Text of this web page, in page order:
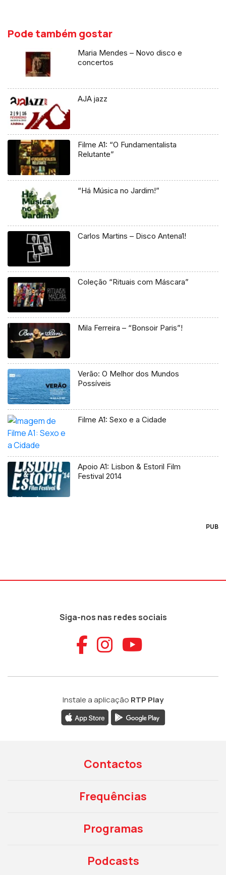
Pode também gostar
Maria Mendes – Novo disco e
concertos
AJA jazz
Filme A1: “O Fundamentalista
Relutante”
“Há Música no Jardim!”
Carlos Martins – Disco Antena1!
Coleção “Rituais com Máscara”
Mila Ferreira – “Bonsoir Paris”!
Verão: O Melhor dos Mundos
Possíveis
Filme A1: Sexo e a Cidade
Apoio A1: Lisbon & Estoril Film
Festival 2014
PUB
Siga-nos nas redes sociais
Aceder ao
Aceder ao
Aceder
Instale a aplicação RTP Play
Contactos
Frequências
Programas
Podcasts